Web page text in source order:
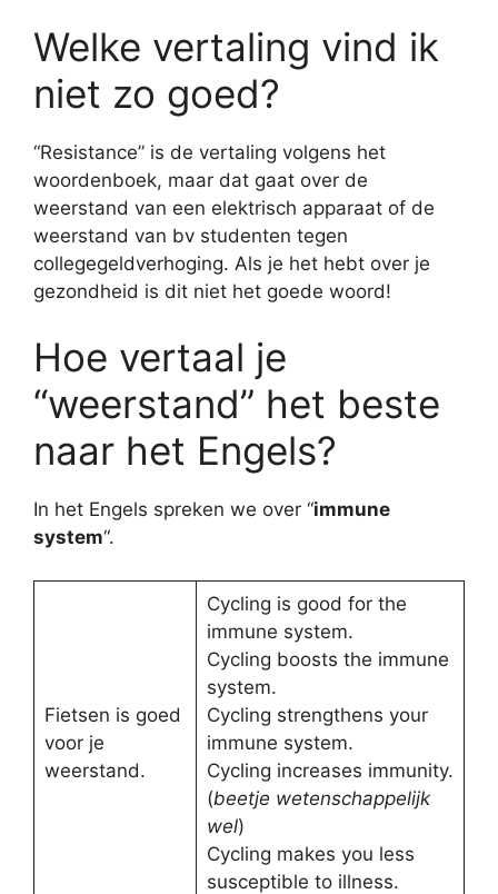
Welke vertaling vind ik
niet zo goed?
“Resistance” is de vertaling volgens het
woordenboek, maar dat gaat over de
weerstand van een elektrisch apparaat of de
weerstand van bv studenten tegen
collegegeldverhoging. Als je het hebt over je
gezondheid is dit niet het goede woord!
Hoe vertaal je
“weerstand” het beste
naar het Engels?
In het Engels spreken we over “immune
system“.
Fietsen is goed
voor je
weerstand.
Cycling is good for the
immune system.
Cycling boosts the immune
system.
Cycling strengthens your
immune system.
Cycling increases immunity.
(beetje wetenschappelijk
wel)
Cycling makes you less
susceptible to illness.